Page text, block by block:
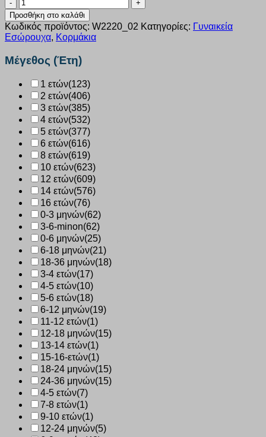
γυναικείο
WALK
BAMBOO
ραντάκι
μαυρο
W2220_02
Προσθήκη στο καλάθι
Κωδικός προϊόντος: W2220_02 Κατηγορίες: Γυναικεία
Εσώρουχα, Κορμάκια
Μέγεθος (Έτη)
1 ετών(123)
2 ετών(406)
3 ετών(385)
4 ετών(532)
5 ετών(377)
6 ετών(616)
8 ετών(619)
10 ετών(623)
12 ετών(609)
14 ετών(576)
16 ετών(76)
0-3 μηνών(62)
3-6-minon(62)
0-6 μηνών(25)
6-18 μηνών(21)
18-36 μηνών(18)
3-4 ετών(17)
4-5 ετών(10)
5-6 ετών(18)
6-12 μηνών(19)
11-12 ετών(1)
12-18 μηνών(15)
13-14 ετών(1)
15-16-ετών(1)
18-24 μηνών(15)
24-36 μηνών(15)
4-5 ετών(7)
7-8 ετών(1)
9-10 ετών(1)
12-24 μηνών(5)